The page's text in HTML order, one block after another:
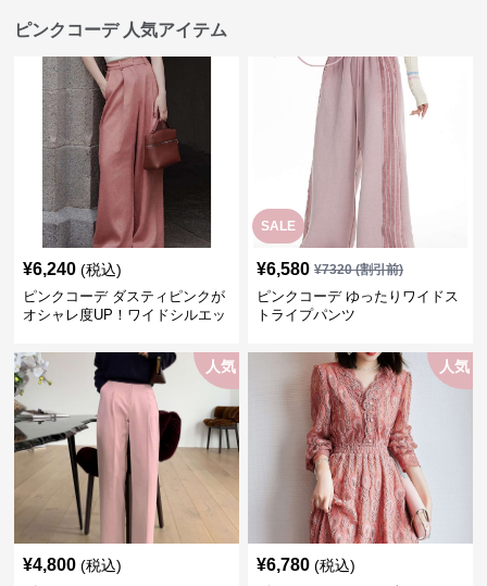
ピンクコーデ 人気アイテム
¥6,240 (税込)
ピンクコーデ ダスティピンクが
オシャレ度UP！ワイドシルエッ
SALE
¥6,580 ¥7320(割引前)
ピンクコーデ ゆったりワイドス
トライプパンツ
人気
¥4,800 (税込)
人気
¥6,780 (税込)